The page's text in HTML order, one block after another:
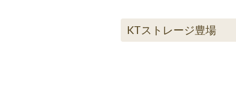
KTストレージ豊場